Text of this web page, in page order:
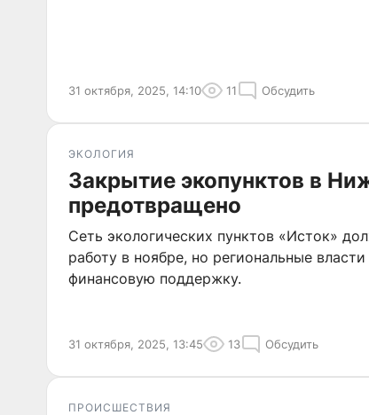
31 октября, 2025, 14:10 11 Обсудить
ЭКОЛОГИЯ
Закрытие экопунктов в
предотвращено
Сеть экологических пунктов «Исток»
работу в ноябре, но региональные
финансовую поддержку.
31 октября, 2025, 13:45 13 Обсудить
ПРОИСШЕСТВИЯ